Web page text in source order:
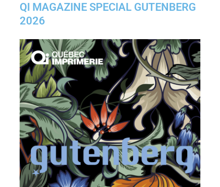
QI MAGAZINE SPECIAL GUTENBERG
2026